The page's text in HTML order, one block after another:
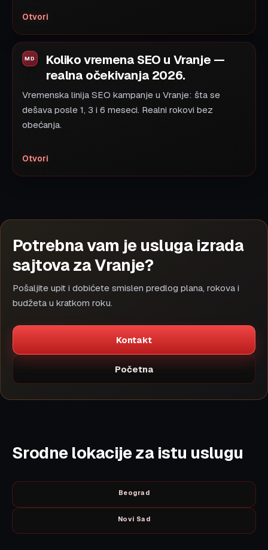
Otvori
Koliko vremena SEO u Vranje —
realna očekivanja 2026.
Vremenska linija SEO kampanje u Vranje: šta se
dešava posle 1, 3 i 6 meseci. Realni rokovi bez
obećanja.
Otvori
Potrebna vam je usluga izrada
sajtova za Vranje?
Pošaljite upit i dobićete smislen predlog plana, rokova i
budžeta u kratkom roku.
Kontakt
Početna
Srodne lokacije za istu uslugu
Beograd
Novi Sad